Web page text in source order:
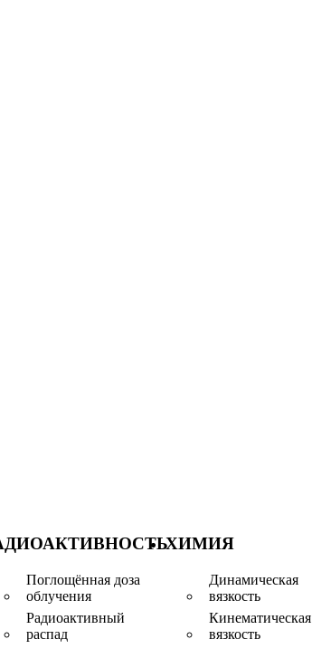
Поглощённая доза
облучения
Радиоактивный
распад
ХИМИЯ
Динамическая
вязкость
Кинематическая
вязкость